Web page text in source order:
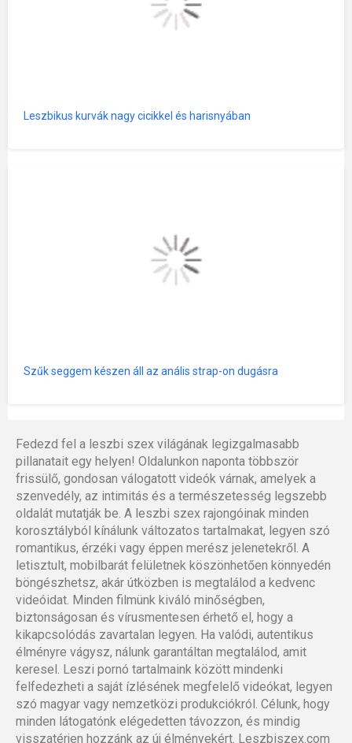
Leszbikus kurvák nagy cicikkel és harisnyában
Szűk seggem készen áll az anális strap-on dugásra
Fedezd fel a leszbi szex világának legizgalmasabb
pillanatait egy helyen! Oldalunkon naponta többször
frissülő, gondosan válogatott videók várnak, amelyek a
szenvedély, az intimitás és a természetesség legszebb
oldalát mutatják be. A leszbi szex rajongóinak minden
korosztályból kínálunk változatos tartalmakat, legyen szó
romantikus, érzéki vagy éppen merész jelenetekről. A
letisztult, mobilbarát felületnek köszönhetően könnyedén
böngészhetsz, akár útközben is megtalálod a kedvenc
videóidat. Minden filmünk kiváló minőségben,
biztonságosan és vírusmentesen érhető el, hogy a
kikapcsolódás zavartalan legyen. Ha valódi, autentikus
élményre vágysz, nálunk garantáltan megtalálod, amit
keresel. Leszi pornó tartalmaink között mindenki
felfedezheti a saját ízlésének megfelelő videókat, legyen
szó magyar vagy nemzetközi produkciókról. Célunk, hogy
minden látogatónk elégedetten távozzon, és mindig
visszatérjen hozzánk az új élményekért. Leszbiszex.com